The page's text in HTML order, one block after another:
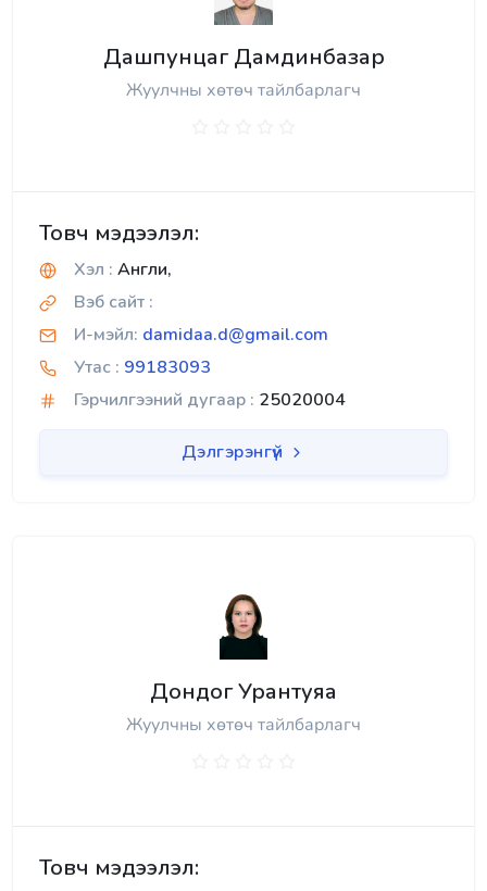
Дашпунцаг Дамдинбазар
Жуулчны хөтөч тайлбарлагч
Товч мэдээлэл:
Хэл : Англи,
Вэб сайт :
И-мэйл: damidaa.d@gmail.com
Утас : 99183093
Гэрчилгээний дугаар : 25020004
Дэлгэрэнгүй
Дондог Урантуяа
Жуулчны хөтөч тайлбарлагч
Товч мэдээлэл: